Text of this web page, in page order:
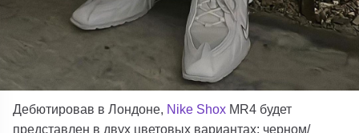
Дебютировав в Лондоне, Nike Shox MR4 будет
представлен в двух цветовых вариантах: черном/